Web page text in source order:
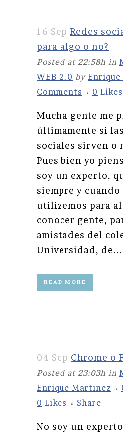
16 Sep Redes
para algo o no?
Posted at 22:58h in
WEB 2.0 by
Comments
0 Likes
Mucha gente me
últimamente si
sociales sirven o
Pues bien yo
soy un experto,
siempre y cuando
utilizemos para
conocer gente,
amistades del
Universidad, de...
READ MORE
04 Sep Chrome o
Posted at 23:03h in
Enrique Martinez
0 Likes Share
No soy un